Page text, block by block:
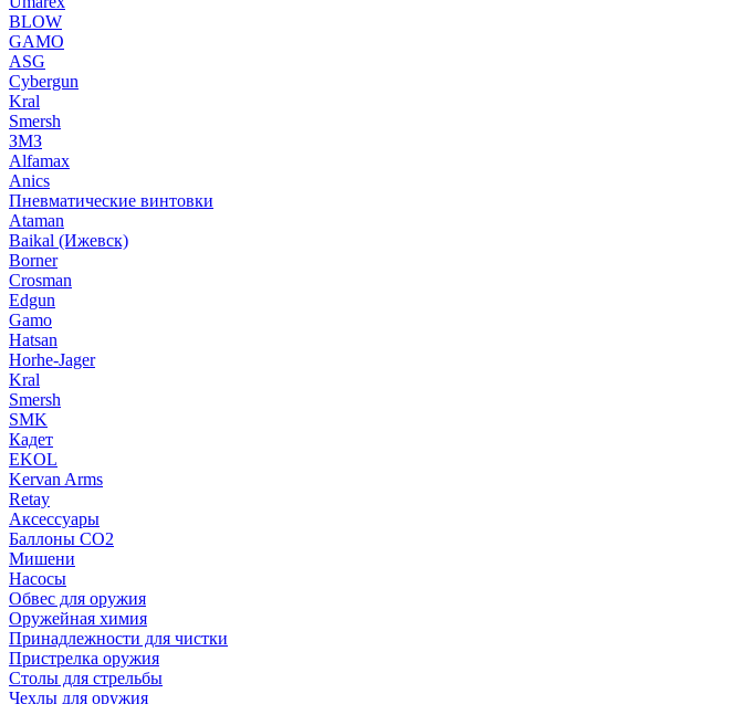
BLOW
GAMO
ASG
Cybergun
Kral
Smersh
ЗМЗ
Alfamax
Anics
Пневматические винтовки
Ataman
Baikal (Ижевск)
Borner
Crosman
Edgun
Gamo
Hatsan
Horhe-Jager
Kral
Smersh
SMK
Кадет
EKOL
Kervan Arms
Retay
Аксессуары
Баллоны СО2
Мишени
Насосы
Обвес для оружия
Оружейная химия
Принадлежности для чистки
Пристрелка оружия
Столы для стрельбы
Чехлы для оружия